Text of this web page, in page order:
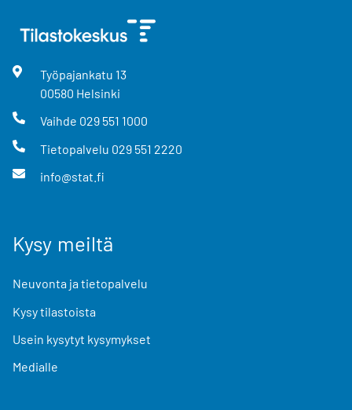
Työpajankatu 13
00580 Helsinki
Vaihde 029 551 1000
Tietopalvelu 029 551 2220
info@stat.fi
Kysy meiltä
Neuvonta ja tietopalvelu
Kysy tilastoista
Usein kysytyt kysymykset
Medialle